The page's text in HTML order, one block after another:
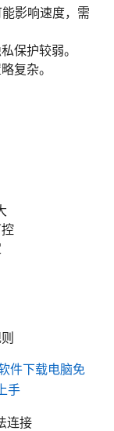
影响速度，需
保护较弱。
复杂。
件下载电脑免
手
连接